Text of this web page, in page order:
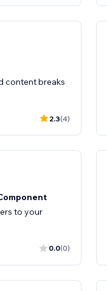
content breaks
2.3(4)
to your
0.0(0)